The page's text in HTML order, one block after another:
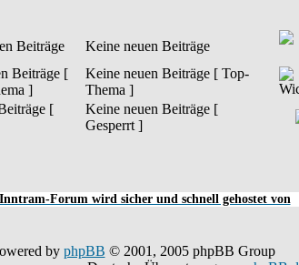
Keine neuen Beiträge
Keine neuen Beiträge [ Top-
Thema ]
Keine neuen Beiträge [
Gesperrt ]
Forum wird sicher und schnell gehostet von
by phpBB © 2001, 2005 phpBB Group